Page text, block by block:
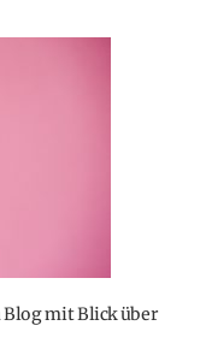
mit Blick über